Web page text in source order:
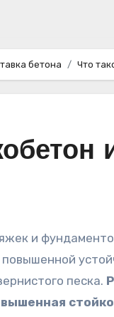
бетона Что
песка.